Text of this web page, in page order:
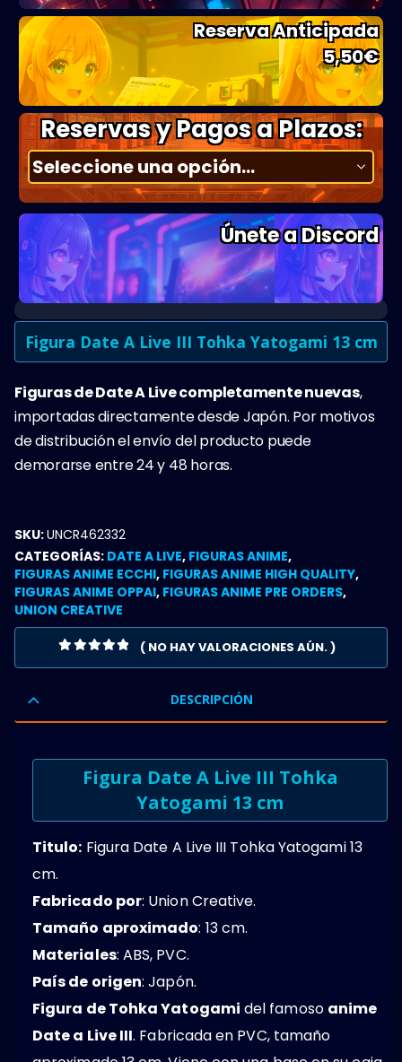
Reserva Anticipada
5,50€
Reservas y Pagos a Plazos:
Únete a Discord
Figura Date A Live III Tohka Yatogami 13 cm
Figuras de Date A Live completamente nuevas,
importadas directamente desde Japón. Por motivos
de distribución el envío del producto puede
demorarse entre 24 y 48 horas.
SKU:UNCR462332
CATEGORÍAS: DATE A LIVE, FIGURAS ANIME,
FIGURAS ANIME ECCHI, FIGURAS ANIME HIGH QUALITY,
FIGURAS ANIME OPPAI, FIGURAS ANIME PRE ORDERS,
UNION CREATIVE
( NO HAY VALORACIONES AÚN. )
DESCRIPCIÓN
Figura Date A Live III Tohka
Yatogami 13 cm
Titulo: Figura Date A Live III Tohka Yatogami 13
cm.
Fabricado por: Union Creative.
Tamaño aproximado: 13 cm.
Materiales: ABS, PVC.
País de origen: Japón.
Figura de Tohka Yatogami del famoso anime
Date a Live III. Fabricada en PVC, tamaño